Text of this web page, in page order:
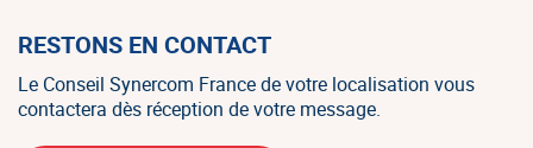
RESTONS EN CONTACT
Le Conseil Synercom France de votre localisation vous
contactera dès réception de votre message.